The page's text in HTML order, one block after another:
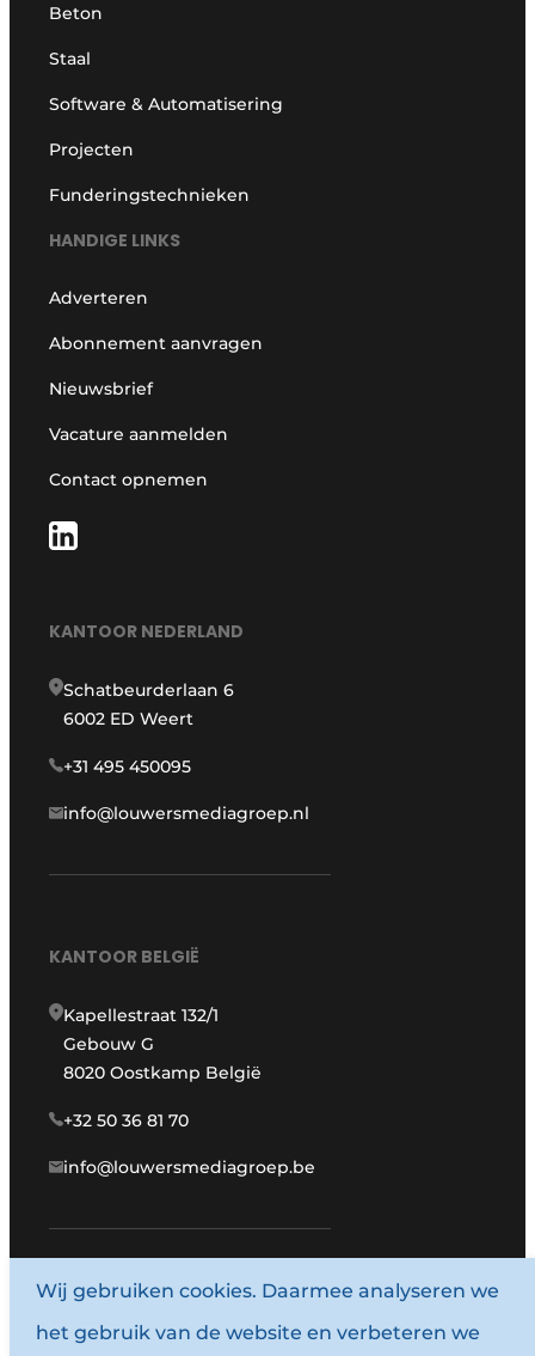
Beton
Staal
Software & Automatisering
Projecten
Funderingstechnieken
HANDIGE LINKS
Adverteren
Abonnement aanvragen
Nieuwsbrief
Vacature aanmelden
Contact opnemen
KANTOOR NEDERLAND
Schatbeurderlaan 6
6002 ED Weert
+31 495 450095
info@louwersmediagroep.nl
KANTOOR BELGIË
Kapellestraat 132/1
Gebouw G
8020 Oostkamp België
+32 50 36 81 70
info@louwersmediagroep.be
www.louwersmediagroep.com
© 1987 - 2026 Louwersmediagroep.
Wij gebruiken cookies. Daarmee analyseren we
het gebruik van de website en verbeteren we